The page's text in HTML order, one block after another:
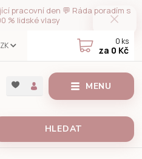
pracovní den 💬 Ráda poradím s
% lidské vlasy
MENU
HLEDAT
0 ks
za 0 Kč